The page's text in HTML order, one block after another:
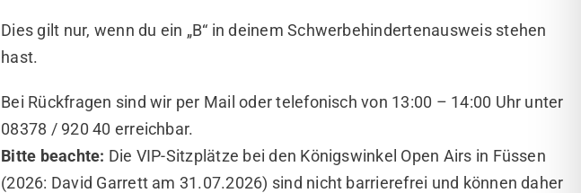
Dies gilt nur, wenn du ein „B“ in deinem Schwerbehindertenausweis stehen
hast.
Bei Rückfragen sind wir per Mail oder telefonisch von 13:00 – 14:00 Uhr unter
08378 / 920 40 erreichbar.
Bitte beachte: Die VIP-Sitzplätze bei den Königswinkel Open Airs in Füssen
(2026: David Garrett am 31.07.2026) sind nicht barrierefrei und können daher